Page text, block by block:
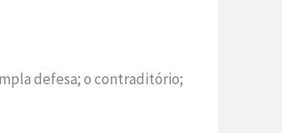
defesa; o contraditório;